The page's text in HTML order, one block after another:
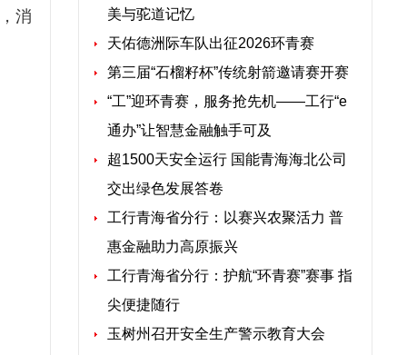
消
美与驼道记忆
天佑德洲际车队出征2026环青赛
第三届“石榴籽杯”传统射箭邀请赛开赛
“工”迎环青赛，服务抢先机——工行“e
通办”让智慧金融触手可及
超1500天安全运行 国能青海海北公司
交出绿色发展答卷
工行青海省分行：以赛兴农聚活力 普
惠金融助力高原振兴
工行青海省分行：护航“环青赛”赛事 指
尖便捷随行
玉树州召开安全生产警示教育大会